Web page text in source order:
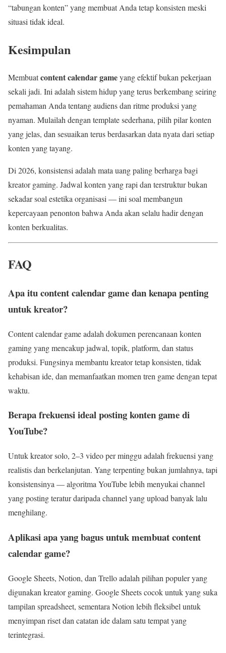
“tabungan konten” yang membuat Anda tetap konsisten meski
situasi tidak ideal.
Kesimpulan
Membuatcontent calendar gameyang efektif bukan pekerjaan
sekali jadi. Ini adalah sistem hidup yang terus berkembang seiring
pemahaman Anda tentang audiens dan ritme produksi yang
nyaman. Mulailah dengan template sederhana, pilih pilar konten
yang jelas, dan sesuaikan terus berdasarkan data nyata dari setiap
konten yang tayang.
Di 2026, konsistensi adalah mata uang paling berharga bagi
kreator gaming. Jadwal konten yang rapi dan terstruktur bukan
sekadar soal estetika organisasi — ini soal membangun
kepercayaan penonton bahwa Anda akan selalu hadir dengan
konten berkualitas.
FAQ
Apa itu content calendar game dan kenapa penting
untuk kreator?
Content calendar game adalah dokumen perencanaan konten
gaming yang mencakup jadwal, topik, platform, dan status
produksi. Fungsinya membantu kreator tetap konsisten, tidak
kehabisan ide, dan memanfaatkan momen tren game dengan tepat
waktu.
Berapa frekuensi ideal posting konten game di
YouTube?
Untuk kreator solo, 2–3 video per minggu adalah frekuensi yang
realistis dan berkelanjutan. Yang terpenting bukan jumlahnya, tapi
konsistensinya — algoritma YouTube lebih menyukai channel
yang posting teratur daripada channel yang upload banyak lalu
menghilang.
Aplikasi apa yang bagus untuk membuat content
calendar game?
Google Sheets, Notion, dan Trello adalah pilihan populer yang
digunakan kreator gaming. Google Sheets cocok untuk yang suka
tampilan spreadsheet, sementara Notion lebih fleksibel untuk
menyimpan riset dan catatan ide dalam satu tempat yang
terintegrasi.